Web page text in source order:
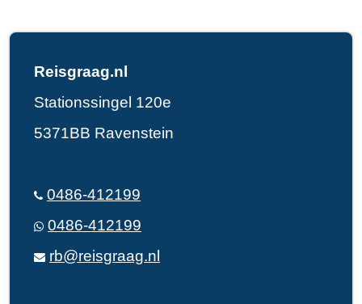
Reisgraag.nl
Stationssingel 120e
5371BB Ravenstein
0486-412199
0486-412199
rb@reisgraag.nl